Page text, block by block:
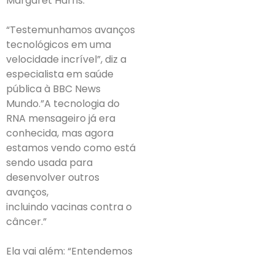
“Testemunhamos avanços
tecnológicos em uma
velocidade incrível”, diz a
especialista em saúde
pública à BBC News
Mundo.”A tecnologia do
RNA mensageiro já era
conhecida, mas agora
estamos vendo como está
sendo usada para
desenvolver outros
avanços,
incluindo vacinas contra o
câncer.”
Ela vai além: “Entendemos